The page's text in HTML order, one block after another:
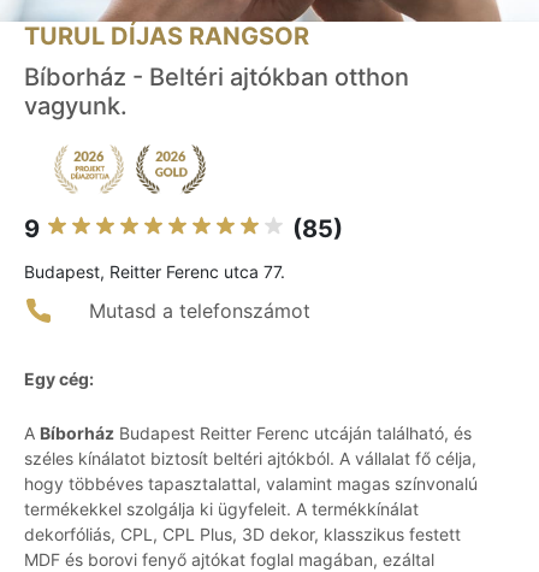
TURUL DÍJAS RANGSOR
Bíborház - Beltéri ajtókban otthon
vagyunk.
9 (85)
Budapest, Reitter Ferenc utca 77.
Mutasd a telefonszámot
Egy cég:
A Bíborház Budapest Reitter Ferenc utcáján található, és
széles kínálatot biztosít beltéri ajtókból. A vállalat fő célja,
hogy többéves tapasztalattal, valamint magas színvonalú
termékekkel szolgálja ki ügyfeleit. A termékkínálat
dekorfóliás, CPL, CPL Plus, 3D dekor, klasszikus festett
MDF és borovi fenyő ajtókat foglal magában, ezáltal